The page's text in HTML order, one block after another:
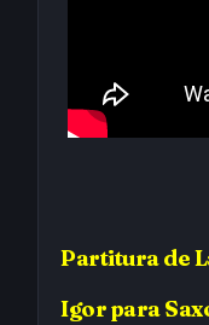
Partiturade
Igorpara